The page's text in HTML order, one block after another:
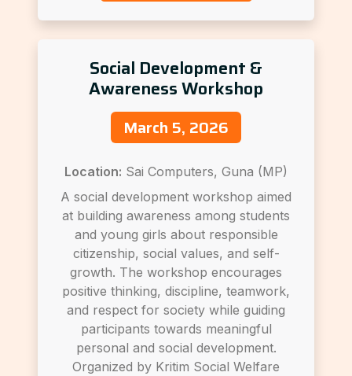
Social Development &
Awareness Workshop
March 5, 2026
Location: Sai Computers, Guna (MP)
A social development workshop aimed
at building awareness among students
and young girls about responsible
citizenship, social values, and self-
growth. The workshop encourages
positive thinking, discipline, teamwork,
and respect for society while guiding
participants towards meaningful
personal and social development.
Organized by Kritim Social Welfare